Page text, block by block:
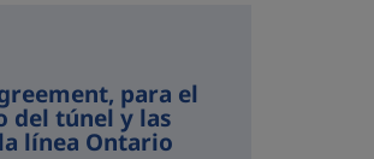
para el
del túnel y las
línea Ontario